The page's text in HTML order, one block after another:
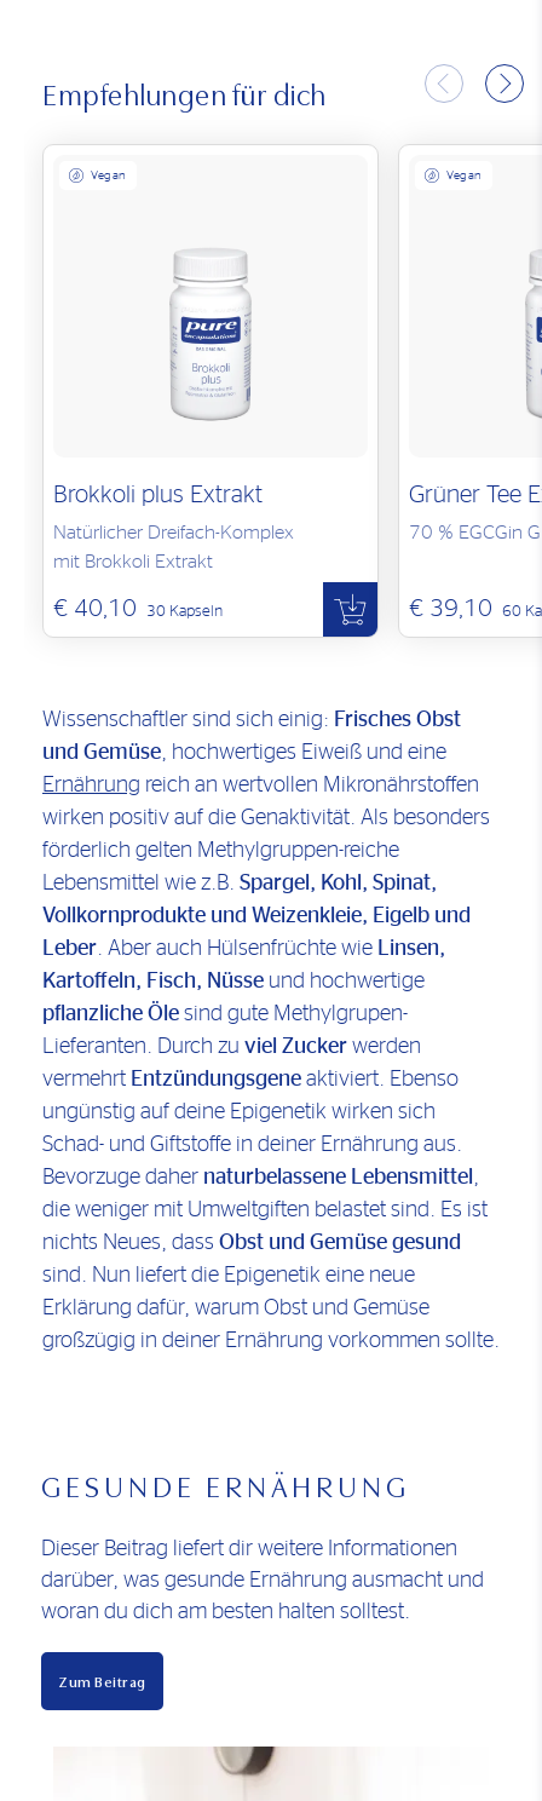
Empfehlungen für dich
Vegan
Brokkoli plus Extrakt
Natürlicher Dreifach-Komplex
mit Brokkoli Extrakt
€ 40,10 30 Kapseln
Vegan
Grüner Tee
70 % EGCGin
€ 39,10 60
Wissenschaftler sind sich einig: Frisches Obst
und Gemüse , hochwertiges Eiweiß und eine
Ernährung reich an wertvollen Mikronährstoffen
wirken positiv auf die Genaktivität. Als besonders
förderlich gelten Methylgruppen-reiche
Lebensmittel wie z.B. Spargel, Kohl, Spinat,
Vollkornprodukte und Weizenkleie, Eigelb und
Leber . Aber auch Hülsenfrüchte wie
Linsen,
Kartoffeln, Fisch, Nüsse und hochwertige
pflanzliche Öle sind gute Methylgrupen-
Lieferanten. Durch zu viel Zucker werden
vermehrt Entzündungsgene aktiviert. Ebenso
ungünstig auf deine Epigenetik wirken sich
Schad- und Giftstoffe in deiner Ernährung aus.
Bevorzuge daher naturbelassene Lebensmittel
die weniger mit Umweltgiften belastet sind. Es ist
nichts Neues, dass Obst und Gemüse gesund
sind. Nun liefert die Epigenetik eine neue
Erklärung dafür, warum Obst und Gemüse
großzügig in deiner Ernährung vorkommen sollte.
GESUNDE ERNÄHRUNG
Dieser Beitrag liefert dir weitere Informationen
darüber, was gesunde Ernährung ausmacht und
woran du dich am besten halten solltest.
Zum Beitrag